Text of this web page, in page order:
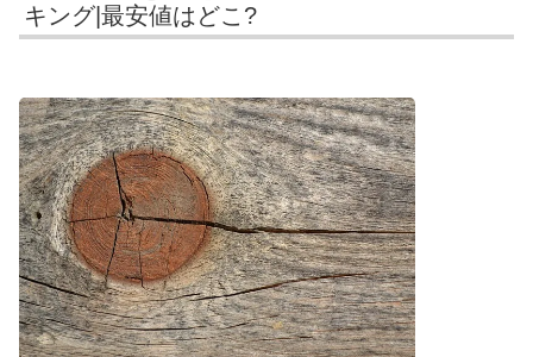
キング|最安値はどこ?